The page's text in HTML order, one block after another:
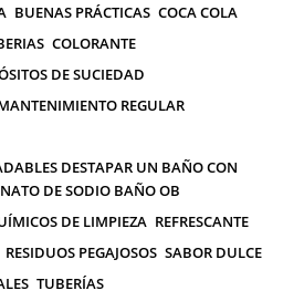
BUENAS PRÁCTICAS COCA COLA
COLORANTE
DE SUCIEDAD
REGULAR
DESTAPAR UN BAÑO CON
DE SODIO BAÑO OB
DE LIMPIEZA REFRESCANTE
RESIDUOS PEGAJOSOS SABOR DULCE
TUBERÍAS